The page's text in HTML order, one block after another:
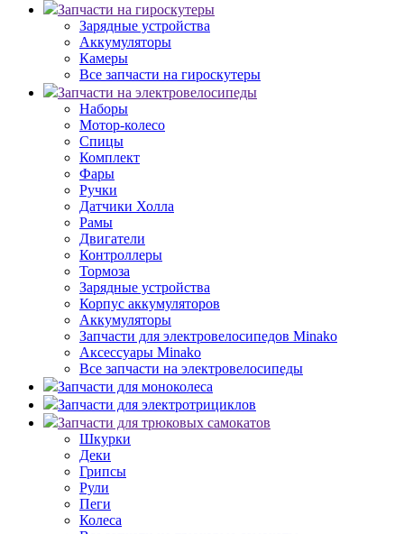
Запчасти на гироскутеры
Зарядные устройства
Аккумуляторы
Камеры
Все запчасти на гироскутеры
Запчасти на электровелосипеды
Наборы
Мотор-колесо
Спицы
Комплект
Фары
Ручки
Датчики Холла
Рамы
Двигатели
Контроллеры
Тормоза
Зарядные устройства
Корпус аккумуляторов
Аккумуляторы
Запчасти для электровелосипедов Minako
Аксессуары Minako
Все запчасти на электровелосипеды
Запчасти для моноколеса
Запчасти для электротрициклов
Запчасти для трюковых самокатов
Шкурки
Деки
Грипсы
Рули
Пеги
Колеса